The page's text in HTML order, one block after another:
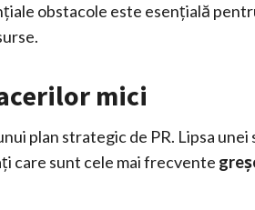
obstacole este esențială
mici
plan strategic de PR. Lipsa
care sunt cele mai frecvente